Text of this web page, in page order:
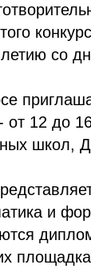
со
от 12 до
школ,
и